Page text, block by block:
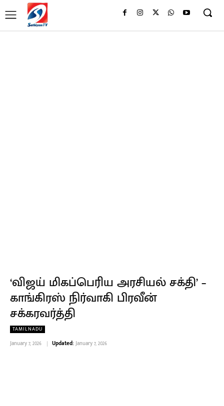
‘விஜய் மிகப்பெரிய அரசியல் சக்தி’ –
காங்கிரஸ் நிர்வாகி பிரவீன்
சக்கரவர்த்தி
TAMILNADU
January 7, 2026 Updated: January 7, 2026